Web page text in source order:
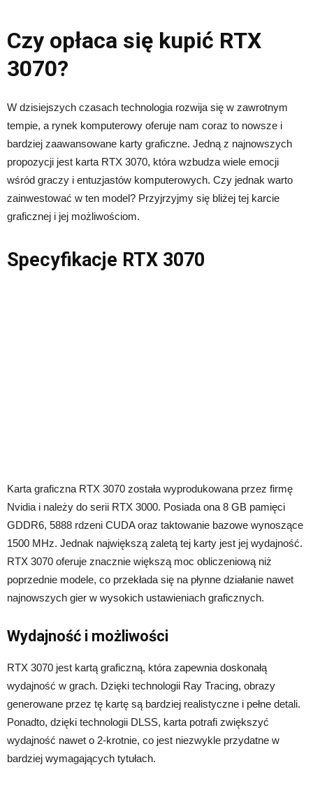
Czy opłaca się kupić RTX
3070?
W dzisiejszych czasach technologia rozwija się w zawrotnym
tempie, a rynek komputerowy oferuje nam coraz to nowsze i
bardziej zaawansowane karty graficzne. Jedną z najnowszych
propozycji jest karta RTX 3070, która wzbudza wiele emocji
wśród graczy i entuzjastów komputerowych. Czy jednak warto
zainwestować w ten model? Przyjrzyjmy się bliżej tej karcie
graficznej i jej możliwościom.
Specyfikacje RTX 3070
Karta graficzna RTX 3070 została wyprodukowana przez firmę
Nvidia i należy do serii RTX 3000. Posiada ona 8 GB pamięci
GDDR6, 5888 rdzeni CUDA oraz taktowanie bazowe wynoszące
1500 MHz. Jednak największą zaletą tej karty jest jej wydajność.
RTX 3070 oferuje znacznie większą moc obliczeniową niż
poprzednie modele, co przekłada się na płynne działanie nawet
najnowszych gier w wysokich ustawieniach graficznych.
Wydajność i możliwości
RTX 3070 jest kartą graficzną, która zapewnia doskonałą
wydajność w grach. Dzięki technologii Ray Tracing, obrazy
generowane przez tę kartę są bardziej realistyczne i pełne detali.
Ponadto, dzięki technologii DLSS, karta potrafi zwiększyć
wydajność nawet o 2-krotnie, co jest niezwykle przydatne w
bardziej wymagających tytułach.